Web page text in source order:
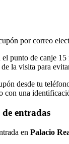
por correo
el punto de canje
la visita para
desde tu
con una
entradas
en Palacio